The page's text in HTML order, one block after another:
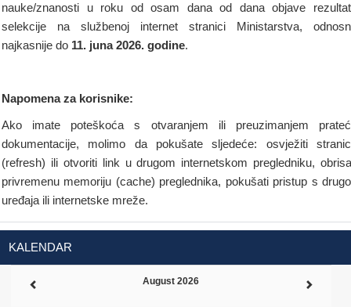
nauke/znanosti u roku od osam dana od dana objave
selekcije na službenoj internet stranici Ministarstva,
najkasnije do 11. juna 2026. godine.
Napomena za korisnike:
Ako imate poteškoća s otvaranjem ili preuzimanjem
dokumentacije, molimo da pokušate sljedeće: osvježiti
(refresh) ili otvoriti link u drugom internetskom pregledniku,
privremenu memoriju (cache) preglednika, pokušati pristup s
uređaja ili internetske mreže.
KALENDAR
August 2026